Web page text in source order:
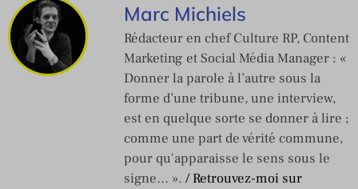
Marc Michiels
Rédacteur en chef Culture RP, Content
Marketing et Social Média Manager : «
Donner la parole à l’autre sous la
forme d’une tribune, une interview,
est en quelque sorte se donner à lire ;
comme une part de vérité commune,
pour qu'apparaisse le sens sous le
signe… ». / Retrouvez-moi sur